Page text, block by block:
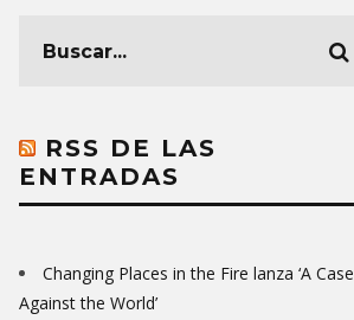
RSS DE LAS
ENTRADAS
Changing Places in the Fire lanza ‘A Case
Against the World’